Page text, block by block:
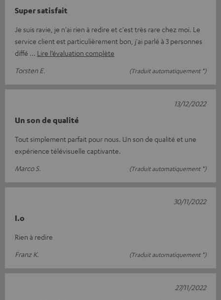
Super satisfait
Je suis ravie, je n'ai rien à redire et c'est très rare chez moi. Le
service client est particulièrement bon, j'ai parlé à 3 personnes
diffé
Lire l’évaluation complète
Torsten E.
(Traduit automatiquement *)
Un son de qualité
Tout simplement parfait pour nous. Un son de qualité et une
expérience télévisuelle captivante.
Marco S.
(Traduit automatiquement *)
13/12/2022
I.o
Rien à redire
Franz K.
(Traduit automatiquement *)
30/11/2022
27/11/2022